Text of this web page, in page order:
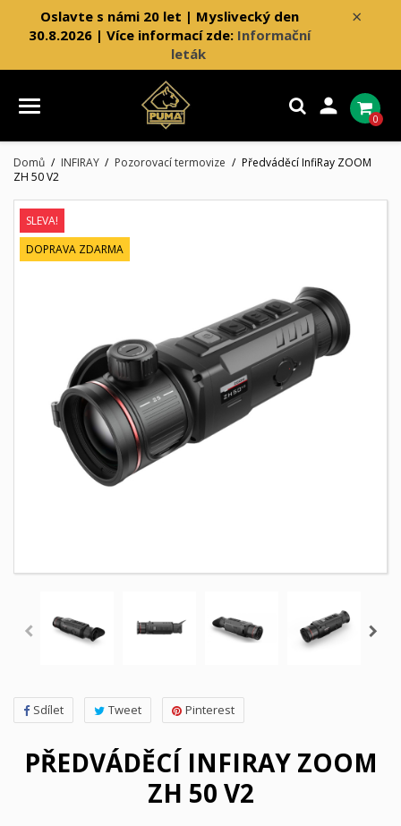
×
Oslavte s námi 20 let | Myslivecký den
30.8.2026 | Více informací zde: Informační
leták

0
Domů INFIRAY Pozorovací termovize
Předváděcí InfiRay ZOOM
ZH 50 V2
SLEVA!
DOPRAVA ZDARMA
Sdílet Tweet Pinterest
PŘEDVÁDĚCÍ INFIRAY ZOOM
ZH 50 V2